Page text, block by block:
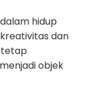
hidup
dan
tetap
objek